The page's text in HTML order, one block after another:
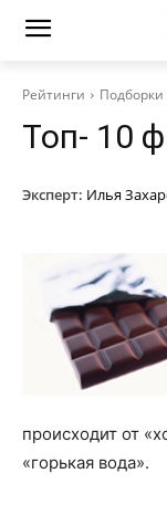
Рейтинги Подборки
Топ- 10
Эксперт: Илья
происходит от
«горькая вода».